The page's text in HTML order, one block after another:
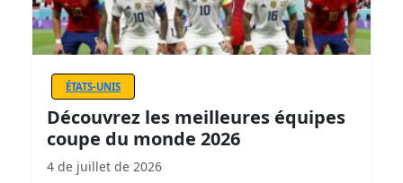
ÉTATS-UNIS
Découvrez les meilleures équipes
coupe du monde 2026
4 de juillet de 2026